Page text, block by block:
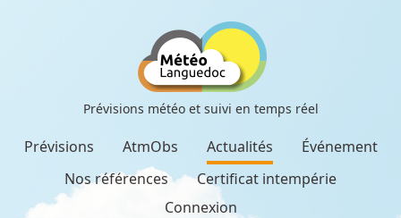
Prévisions météo et suivi en temps réel
Prévisions AtmObs Actualités
Événement
Nos références
Certificat intempérie
Connexion